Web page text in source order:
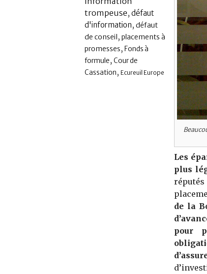
trompeuse, défaut
d'information, défaut
de conseil , placements à
promesses, Fonds à
formule, Cour de
Cassation, Ecureuil Europe
Les
plus
réputés
de la
pour